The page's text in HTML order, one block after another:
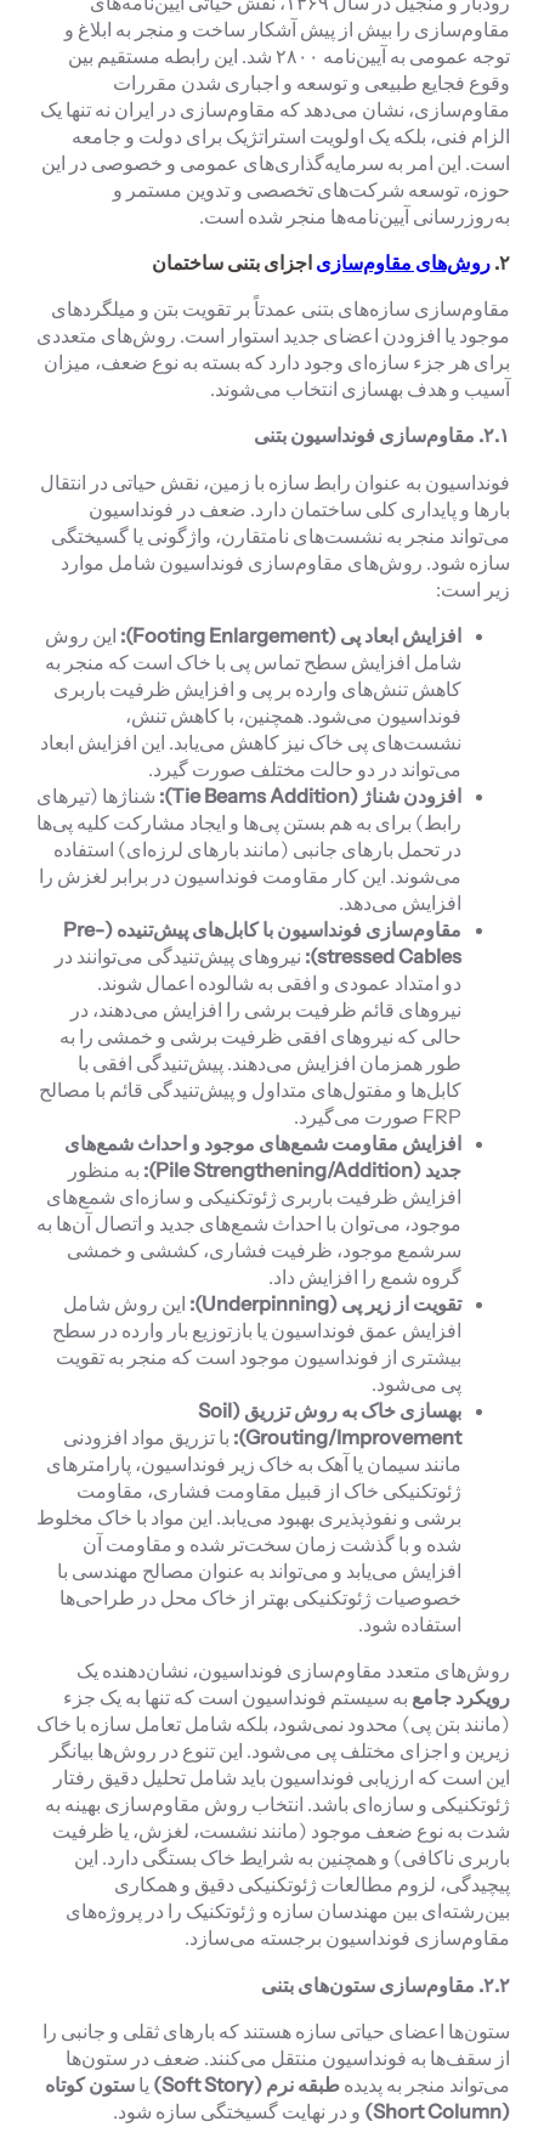
مقاوم‌سازی را بیش از پیش آشکار ساخت و منجر به ابلاغ و
توجه عمومی به آیین‌نامه ۲۸۰۰ شد. این رابطه مستقیم بین
وقوع فجایع طبیعی و توسعه و اجباری شدن مقررات
مقاوم‌سازی، نشان می‌دهد که مقاوم‌سازی در ایران نه تنها یک
الزام فنی، بلکه یک اولویت استراتژیک برای دولت و جامعه
است. این امر به سرمایه‌گذاری‌های عمومی و خصوصی در این
حوزه، توسعه شرکت‌های تخصصی و تدوین مستمر و
به‌روزرسانی آیین‌نامه‌ها منجر شده است.
۲. روش‌های مقاوم‌سازی اجزای بتنی ساختمان
مقاوم‌سازی سازه‌های بتنی عمدتاً بر تقویت بتن و میلگردهای
موجود یا افزودن اعضای جدید استوار است. روش‌های متعددی
برای هر جزء سازه‌ای وجود دارد که بسته به نوع ضعف، میزان
آسیب و هدف بهسازی انتخاب می‌شوند.
۲.۱. مقاوم‌سازی فونداسیون بتنی
فونداسیون به عنوان رابط سازه با زمین، نقش حیاتی در انتقال
بارها و پایداری کلی ساختمان دارد. ضعف در فونداسیون
می‌تواند منجر به نشست‌های نامتقارن، واژگونی یا گسیختگی
سازه شود. روش‌های مقاوم‌سازی فونداسیون شامل موارد
زیر است:
افزایش ابعاد پی (Footing Enlargement
): این روش
شامل افزایش سطح تماس پی با خاک است که منجر به
کاهش تنش‌های وارده بر پی و افزایش ظرفیت باربری
فونداسیون می‌شود. همچنین، با کاهش تنش،
نشست‌های پی خاک نیز کاهش می‌یابد. این افزایش ابعاد
می‌تواند در دو حالت مختلف صورت گیرد.
افزودن شناژ (Tie Beams Addition
): شناژها (تیرهای
رابط) برای به هم بستن پی‌ها و ایجاد مشارکت کلیه پی‌ها
در تحمل بارهای جانبی (مانند بارهای لرزه‌ای) استفاده
می‌شوند. این کار مقاومت فونداسیون در برابر لغزش را
افزایش می‌دهد.
مقاوم‌سازی فونداسیون با کابل‌های پیش‌تنیده (Pre-
stressed Cables
): نیروهای پیش‌تنیدگی می‌توانند در
دو امتداد عمودی و افقی به شالوده اعمال شوند.
نیروهای قائم ظرفیت برشی را افزایش می‌دهند، در
حالی که نیروهای افقی ظرفیت برشی و خمشی را به
طور همزمان افزایش می‌دهند. پیش‌تنیدگی افقی با
کابل‌ها و مفتول‌های متداول و پیش‌تنیدگی قائم با مصالح
FRP صورت می‌گیرد.
افزایش مقاومت شمع‌های موجود و احداث شمع‌های
جدید (Pile Strengthening/Addition
): به منظور
افزایش ظرفیت باربری ژئوتکنیکی و سازه‌ای شمع‌های
موجود، می‌توان با احداث شمع‌های جدید و اتصال آن‌ها به
سرشمع موجود، ظرفیت فشاری، کششی و خمشی
گروه شمع را افزایش داد.
تقویت از زیر پی (Underpinning
): این روش شامل
افزایش عمق فونداسیون یا بازتوزیع بار وارده در سطح
بیشتری از فونداسیون موجود است که منجر به تقویت
پی می‌شود.
بهسازی خاک به روش تزریق (Soil
Grouting/Improvement
): با تزریق مواد افزودنی
مانند سیمان یا آهک به خاک زیر فونداسیون، پارامترهای
ژئوتکنیکی خاک از قبیل مقاومت فشاری، مقاومت
برشی و نفوذپذیری بهبود می‌یابد. این مواد با خاک مخلوط
شده و با گذشت زمان سخت‌تر شده و مقاومت آن
افزایش می‌یابد و می‌تواند به عنوان مصالح مهندسی با
خصوصیات ژئوتکنیکی بهتر از خاک محل در طراحی‌ها
استفاده شود.
روش‌های متعدد مقاوم‌سازی فونداسیون، نشان‌دهنده یک
رویکرد جامع به سیستم فونداسیون است که تنها به یک جزء
(مانند بتن پی) محدود نمی‌شود، بلکه شامل تعامل سازه با خاک
زیرین و اجزای مختلف پی می‌شود. این تنوع در روش‌ها بیانگر
این است که ارزیابی فونداسیون باید شامل تحلیل دقیق رفتار
ژئوتکنیکی و سازه‌ای باشد. انتخاب روش مقاوم‌سازی بهینه به
شدت به نوع ضعف موجود (مانند نشست، لغزش، یا ظرفیت
باربری ناکافی) و همچنین به شرایط خاک بستگی دارد. این
پیچیدگی، لزوم مطالعات ژئوتکنیکی دقیق و همکاری
بین‌رشته‌ای بین مهندسان سازه و ژئوتکنیک را در پروژه‌های
مقاوم‌سازی فونداسیون برجسته می‌سازد.
۲.۲. مقاوم‌سازی ستون‌های بتنی
ستون‌ها اعضای حیاتی سازه هستند که بارهای ثقلی و جانبی را
از سقف‌ها به فونداسیون منتقل می‌کنند. ضعف در ستون‌ها
می‌تواند منجر به پدیده طبقه نرم (Soft Story
) یا ستون کوتاه
(
Short Column
) و در نهایت گسیختگی سازه شود.